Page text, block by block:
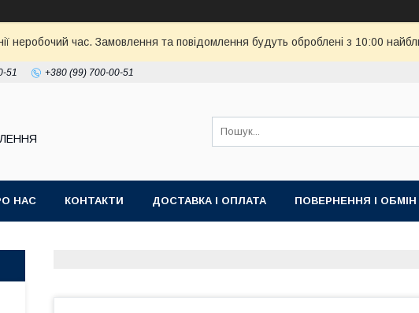
неробочий час. Замовлення та повідомлення будуть оброблені з 10:00
51 +380 (99) 700-00-51
НАС КОНТАКТИ ДОСТАВКА І ОПЛАТА ПОВЕРНЕННЯ І ОБМІН